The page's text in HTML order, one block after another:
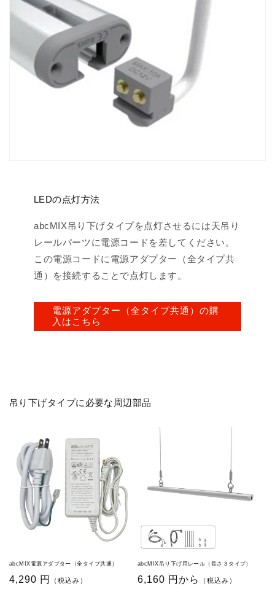
LEDの点灯方法
abcMIX吊り下げタイプを点灯させるには天吊り
レールパーツに電源コードを差してください。
この電源コードに電源アダプター（全タイプ共
通）を接続することで点灯します。
電源アダプター（全タイプ共通）の購
入はこちら
吊り下げタイプに必要な周辺部品
abcMIX電源アダプター（全タイプ共通）
通
4,290 円 （税込み）
abcMIX吊り下げ用レール（長さ３タイプ）
通
6,160 円から （税込み）